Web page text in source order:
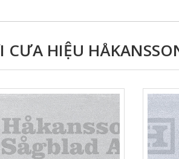
CƯA HIỆU